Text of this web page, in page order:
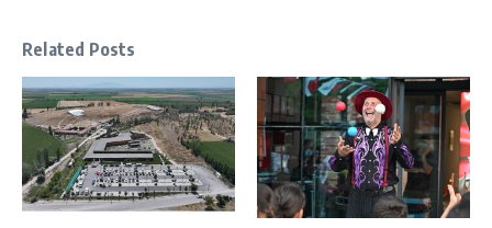
Related Posts